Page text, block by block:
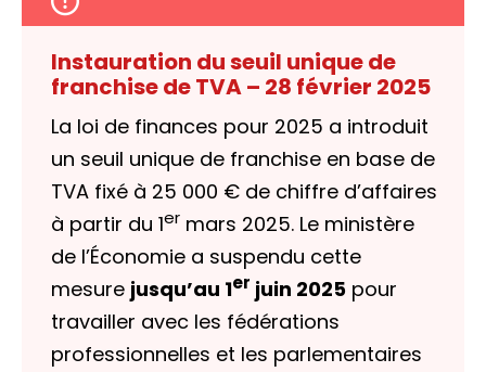
Instauration du seuil unique de
franchise de TVA – 28 février 2025
La loi de finances pour 2025 a introduit
un seuil unique de franchise en base de
TVA fixé à 25 000 € de chiffre d’affaires
à partir du 1er mars 2025. Le ministère
de l’Économie a suspendu cette
mesure jusqu’au 1er juin 2025 pour
travailler avec les fédérations
professionnelles et les parlementaires